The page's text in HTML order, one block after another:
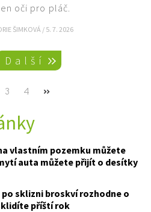
oči pro pláč.
ŠIMKOVÁ / 5. 7. 2026
Pagination
Další
Page
3 Page
4
Next
››
vlastním pozemku můžete
auta můžete přijít o desítky
sklizni broskví rozhodne o
příští rok